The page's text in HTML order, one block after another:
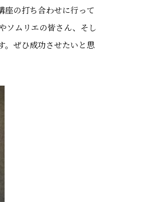
座の打ち合わせに行って
ソムリエの皆さん、そし
。ぜひ成功させたいと思